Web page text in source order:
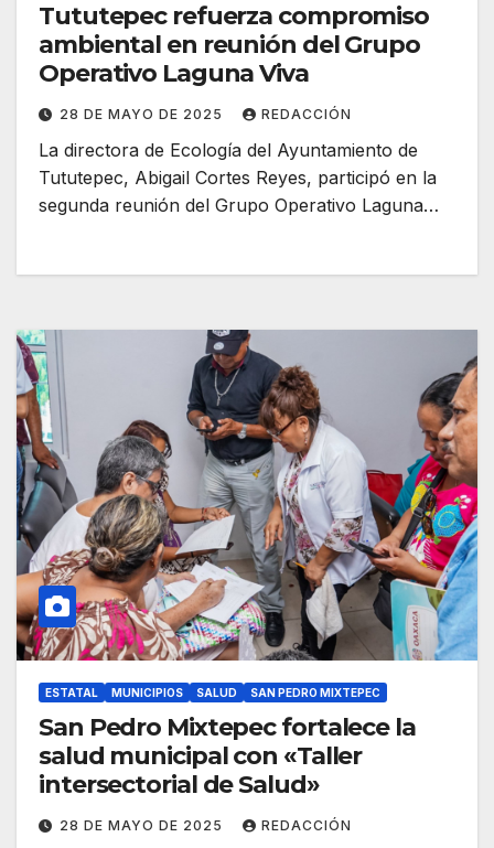
Tututepec refuerza compromiso
ambiental en reunión del Grupo
Operativo Laguna Viva
28 DE MAYO DE 2025 REDACCIÓN
La directora de Ecología del Ayuntamiento de
Tututepec, Abigail Cortes Reyes, participó en la
segunda reunión del Grupo Operativo Laguna…
ESTATAL MUNICIPIOS SALUD SAN PEDRO MIXTEPEC
San Pedro Mixtepec fortalece la
salud municipal con «Taller
intersectorial de Salud»
28 DE MAYO DE 2025 REDACCIÓN